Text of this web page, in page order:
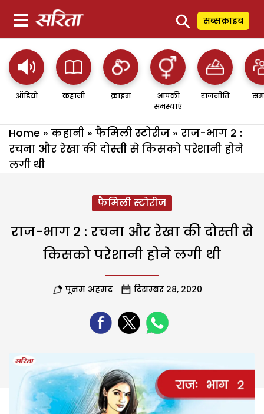
⚲ सब्सक्राइब
ऑडियो कहानी क्राइम
आपकी
समस्याएं
राजनीति
Home » कहानी » फैमिली स्टोरीज » राज-भाग 2 :
रचना और रेखा की दोस्ती से किसको परेशानी होने
लगी थी
फैमिली स्टोरीज
राज-भाग 2 : रचना और रेखा की दोस्ती से
किसको परेशानी होने लगी थी
पूनम अहमद दिसम्बर 28, 2020